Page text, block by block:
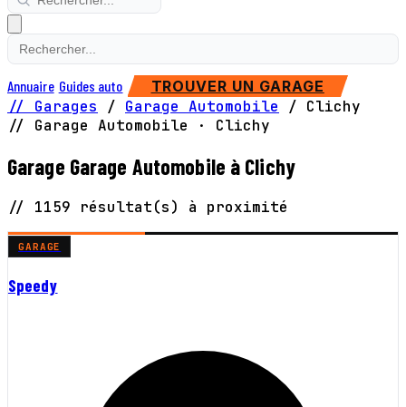
Annuaire Guides auto TROUVER UN GARAGE
// Garages / Garage Automobile / Clichy
// Garage Automobile · Clichy
Garage Garage Automobile à Clichy
// 1159 résultat(s) à proximité
GARAGE
Speedy